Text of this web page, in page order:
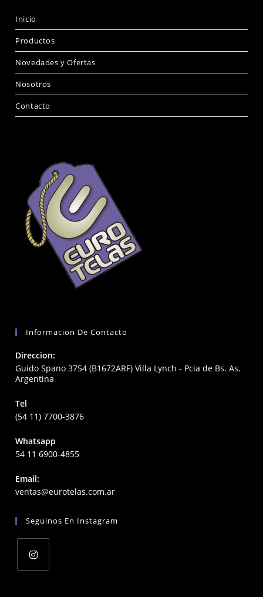
Inicio
Productos
Novedades y Ofertas
Nosotros
Contacto
Informacion De Contacto
Direccion:
Guido Spano 3754 (B1672ARF) Villa Lynch - Pcia de Bs. As.
Argentina
Tel
(54 11) 7700-3876
Whatsapp
54 11 6900-4855
Email:
ventas@eurotelas.com.arOpens
application
Seguinos En Instagram